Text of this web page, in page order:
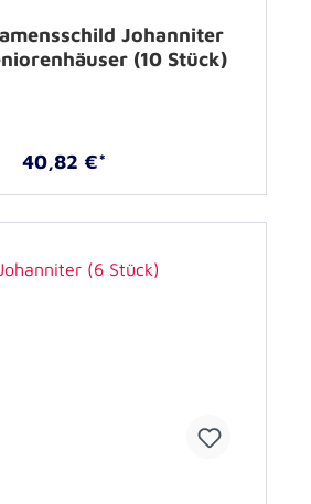
Johanniter
GmbH / Seniorenhäuser (10 Stück)
40,82 €*